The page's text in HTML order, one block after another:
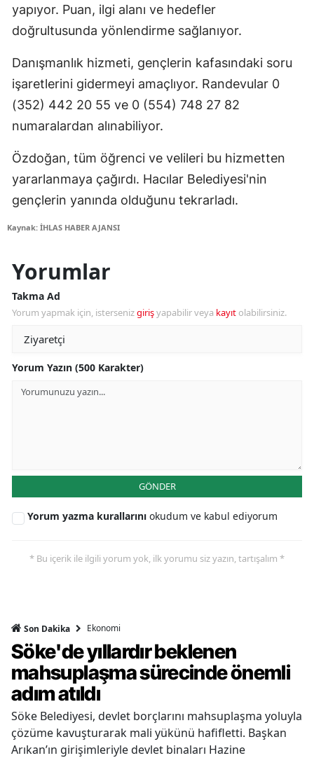
yapıyor. Puan, ilgi alanı ve hedefler
doğrultusunda yönlendirme sağlanıyor.
Danışmanlık hizmeti, gençlerin kafasındaki soru
işaretlerini gidermeyi amaçlıyor. Randevular 0
(352) 442 20 55 ve 0 (554) 748 27 82
numaralardan alınabiliyor.
Özdoğan, tüm öğrenci ve velileri bu hizmetten
yararlanmaya çağırdı. Hacılar Belediyesi'nin
gençlerin yanında olduğunu tekrarladı.
Kaynak: İHLAS HABER AJANSI
Yorumlar
Takma Ad
Yorum yapmak için, istersenizgirişyapabilir veya kayıt olabilirsiniz.
Yorum Yazın (500 Karakter)
GÖNDER
Yorum yazma kurallarını okudum ve kabul ediyorum
* Bu içerik ile ilgili yorum yok, ilk yorumu siz yazın, tartışalım *
Son Dakika Ekonomi
Söke'de yıllardır beklenen
mahsuplaşma sürecinde önemli
adım atıldı
Söke Belediyesi, devlet borçlarını mahsuplaşma yoluyla
çözüme kavuşturarak mali yükünü hafifletti. Başkan
Arıkan’ın girişimleriyle devlet binaları Hazine